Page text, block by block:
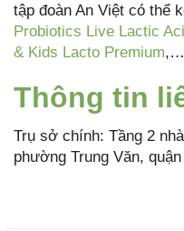
tập đoàn An Việt có thể
Probiotics Live Lactic
& Kids Lacto Premium,…
Thông tin
Trụ sở chính: Tầng 2
phường Trung Văn,